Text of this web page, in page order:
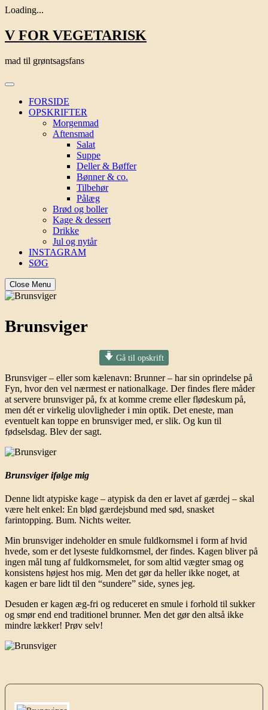
Loading...
Skip
to
V FOR VEGETARISK
mad til grøntsagsfans
FORSIDE
OPSKRIFTER
Morgenmad
Aftensmad
Salat
Suppe
Deller & Bøffer
Bønner & co.
Tilbehør
Pålæg
Brød og boller
Kage & dessert
Drikke
Jul og nytår
INSTAGRAM
SØG
Close Menu
Brunsviger
Gå til opskrift
Brunsviger – eller som kælenavn: Brunner – har sin oprindelse på
Fyn, hvor den vel nærmest er nationalkage. Der findes flere måder
at servere brunsviger på, fx at komme creme eller flødeskum på,
men dét er virkelig ulovligheder i min optik. Det eneste, man
eventuelt kan toppe en brunsviger med, er slik. Og kun til
fødselsdag. Blev der sagt.
Brunsviger ifølge mig
Denne lidt atypiske kage – atypisk da den er lavet af gærdej – skal
være helt enkel: En blød gærdejsbund med sød, snasket
farintopping. Bum. Nichts weiter.
Min brunsviger indeholder en smule fuldkornsmel i form af hvid
hvede, som er det lyseste fuldkornsmel, der findes. Kagen bliver på
ingen mål tung af fuldkornsmelet, for som altid vægter smag og
konsistens højest hos mig. Men det gør da heller ikke noget, at
kagen er bare lidt til den “sundere” side, synes jeg.
Desuden er kagen æg-fri og reduceret en smule i forhold til sukker
og smør end end traditionel brunner. Men det gør den altså ikke
mindre lækker! Prøv selv!